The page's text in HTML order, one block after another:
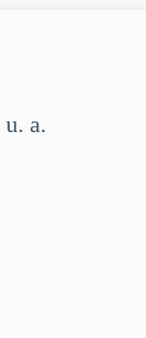
u. a.